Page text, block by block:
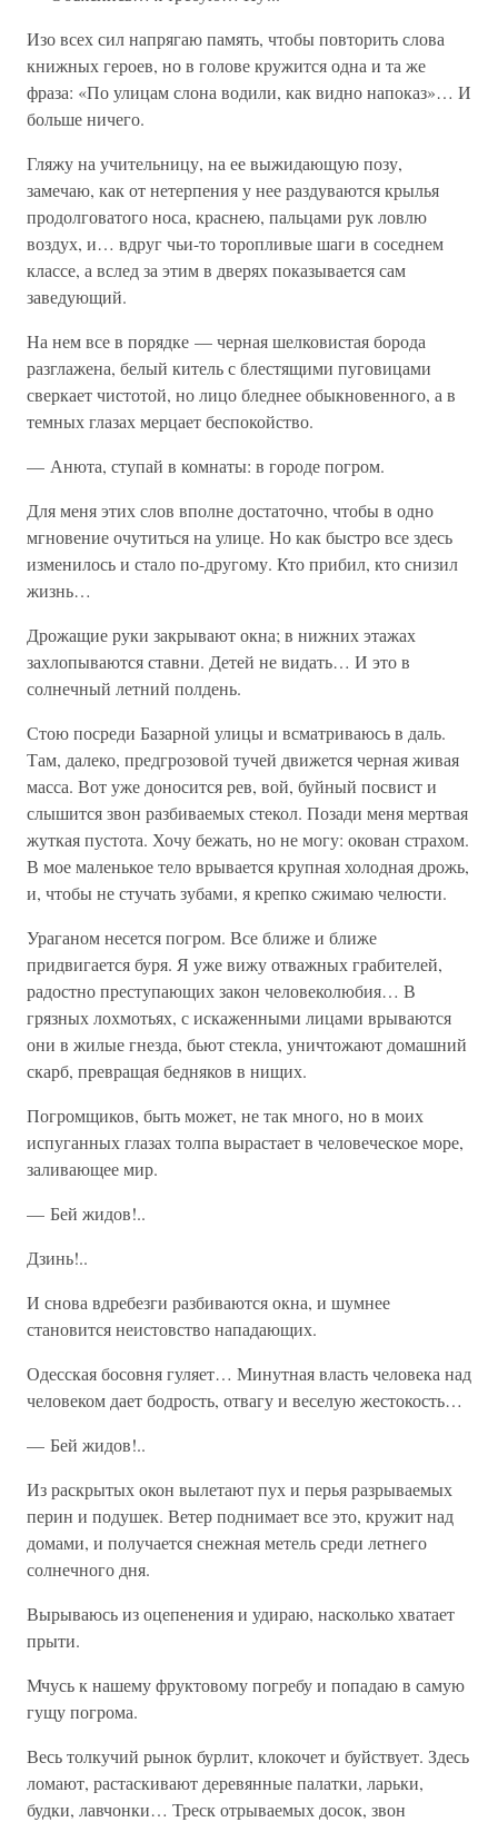
Изо всех сил напрягаю память, чтобы повторить слова
книжных героев, но в голове кружится одна и та же
фраза: «По улицам слона водили, как видно напоказ»… И
больше ничего.
Гляжу на учительницу, на ее выжидающую позу,
замечаю, как от нетерпения у нее раздуваются крылья
продолговатого носа, краснею, пальцами рук ловлю
воздух, и… вдруг чьи-то торопливые шаги в соседнем
классе, а вслед за этим в дверях показывается сам
заведующий.
На нем все в порядке — черная шелковистая борода
разглажена, белый китель с блестящими пуговицами
сверкает чистотой, но лицо бледнее обыкновенного, а в
темных глазах мерцает беспокойство.
— Анюта, ступай в комнаты: в городе погром.
Для меня этих слов вполне достаточно, чтобы в одно
мгновение очутиться на улице. Но как быстро все здесь
изменилось и стало по-другому. Кто прибил, кто снизил
жизнь…
Дрожащие руки закрывают окна; в нижних этажах
захлопываются ставни. Детей не видать… И это в
солнечный летний полдень.
Стою посреди Базарной улицы и всматриваюсь в даль.
Там, далеко, предгрозовой тучей движется черная живая
масса. Вот уже доносится рев, вой, буйный посвист и
слышится звон разбиваемых стекол. Позади меня мертвая
жуткая пустота. Хочу бежать, но не могу: окован страхом.
В мое маленькое тело врывается крупная холодная дрожь,
и, чтобы не стучать зубами, я крепко сжимаю челюсти.
Ураганом несется погром. Все ближе и ближе
придвигается буря. Я уже вижу отважных грабителей,
радостно преступающих закон человеколюбия… В
грязных лохмотьях, с искаженными лицами врываются
они в жилые гнезда, бьют стекла, уничтожают домашний
скарб, превращая бедняков в нищих.
Погромщиков, быть может, не так много, но в моих
испуганных глазах толпа вырастает в человеческое море,
заливающее мир.
— Бей жидов!..
Дзинь!..
И снова вдребезги разбиваются окна, и шумнее
становится неистовство нападающих.
Одесская босовня гуляет… Минутная власть человека над
человеком дает бодрость, отвагу и веселую жестокость…
— Бей жидов!..
Из раскрытых окон вылетают пух и перья разрываемых
перин и подушек. Ветер поднимает все это, кружит над
домами, и получается снежная метель среди летнего
солнечного дня.
Вырываюсь из оцепенения и удираю, насколько хватает
прыти.
Мчусь к нашему фруктовому погребу и попадаю в самую
гущу погрома.
Весь толкучий рынок бурлит, клокочет и буйствует. Здесь
ломают, растаскивают деревянные палатки, ларьки,
будки, лавчонки… Треск отрываемых досок, звон